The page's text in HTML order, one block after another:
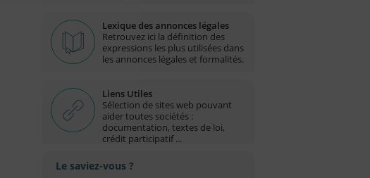
Lexique des annonces légales
Retrouvez ici la définition des
expressions les plus utilisées dans
les annonces légales et formalités.
Liens Utiles
Sélection de sites web pouvant
aider toutes sociétés :
documentation, textes de loi,
crédit participatif ...
Le saviez-vous ?